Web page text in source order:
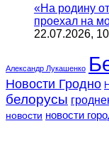
«На родину
проехал на
22.07.2026,
Александр Лукашенко
Новости Гродно
белорусы
новости новости